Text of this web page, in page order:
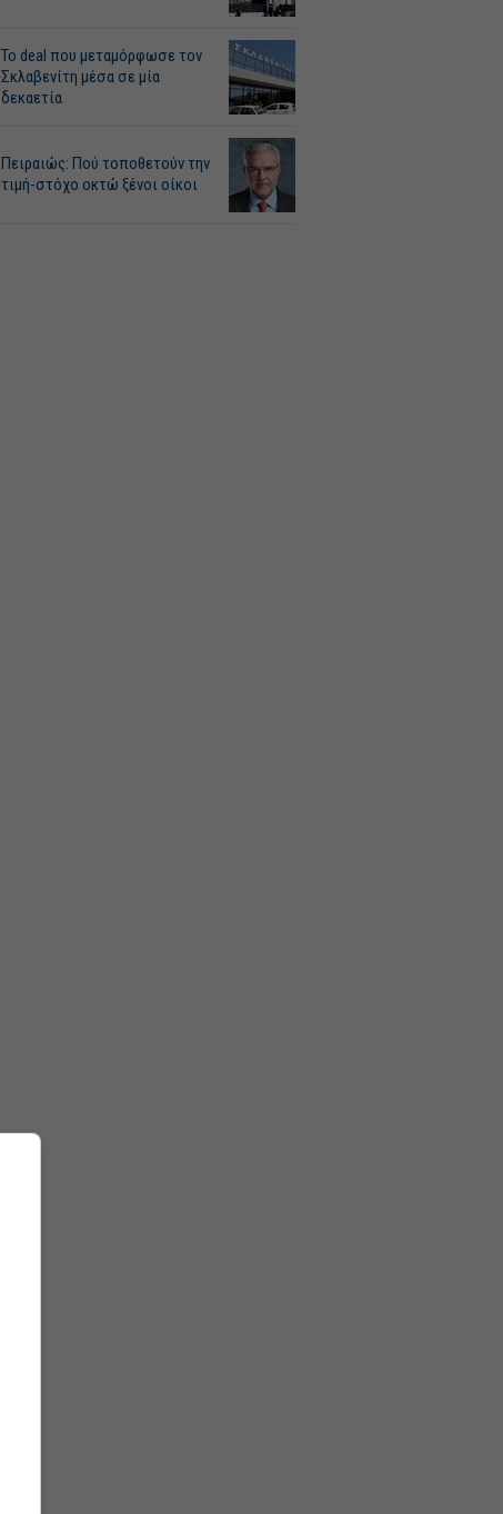
Το deal που μεταμόρφωσε τον
Σκλαβενίτη μέσα σε μία
δεκαετία
Πειραιώς: Πού τοποθετούν την
τιμή-στόχο οκτώ ξένοι οίκοι